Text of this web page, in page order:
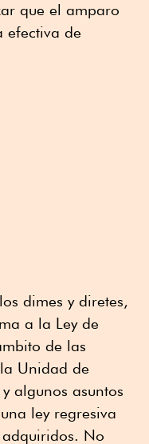
que el amparo
efectiva de
dimes y diretes,
a la Ley de
de las
Unidad de
algunos asuntos
ley regresiva
No